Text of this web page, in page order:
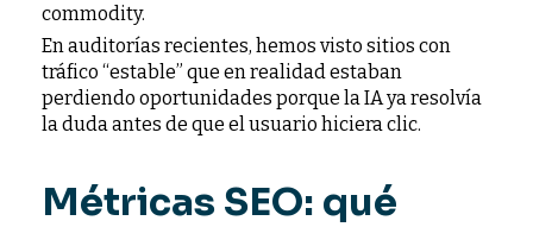
commodity.
En auditorías recientes, hemos visto sitios con
tráfico “estable” que en realidad estaban
perdiendo oportunidades porque la IA ya resolvía
la duda antes de que el usuario hiciera clic.
Métricas SEO: qué